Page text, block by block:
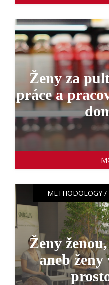
Ženy za
práce a
METHODOLOGY
Ženy
aneb ženy